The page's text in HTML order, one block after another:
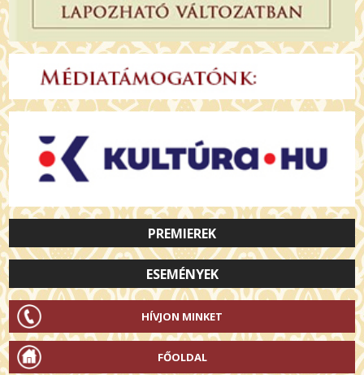
PREMIEREK
ESEMÉNYEK
HÍVJON MINKET
FŐOLDAL